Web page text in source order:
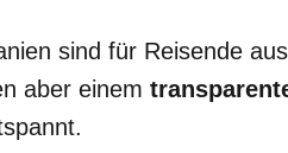
sind für Reisende
aber einem